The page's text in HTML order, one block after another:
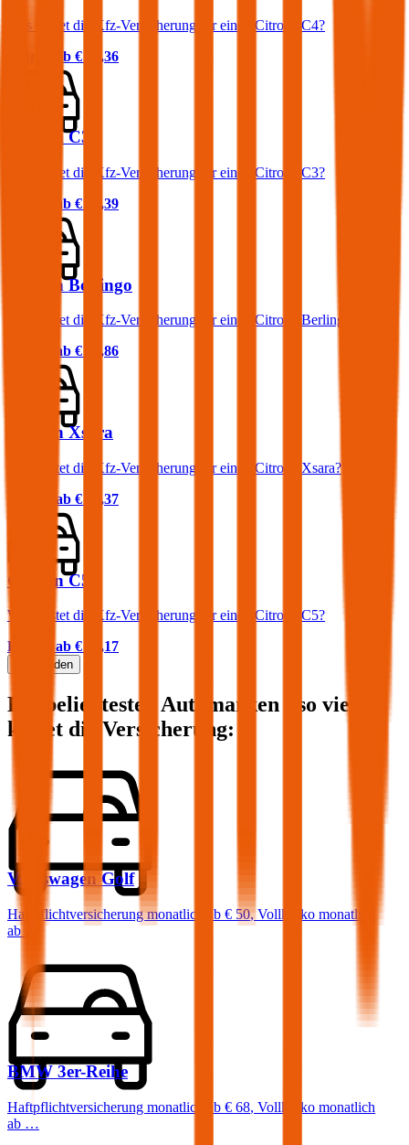
Was kostet die Kfz-Versicherung für einen Citroën C4?
Prämie ab € 33,36
Citroën C3
Was kostet die Kfz-Versicherung für einen Citroën C3?
Prämie ab € 22,39
Citroën Berlingo
Was kostet die Kfz-Versicherung für einen Citroën Berlingo?
Prämie ab € 39,86
Citroën Xsara
Was kostet die Kfz-Versicherung für einen Citroën Xsara?
Prämie ab € 50,37
Citroën C5
Was kostet die Kfz-Versicherung für einen Citroën C5?
Prämie ab € 67,17
Mehr laden
Die beliebtesten Automarken - so viel
kostet die Versicherung:
Volkswagen Golf
Haftpflichtversicherung monatlich ab € 50,Vollkasko monatlich
ab …
BMW 3er-Reihe
Haftpflichtversicherung monatlich ab € 68, Vollkasko monatlich
ab …